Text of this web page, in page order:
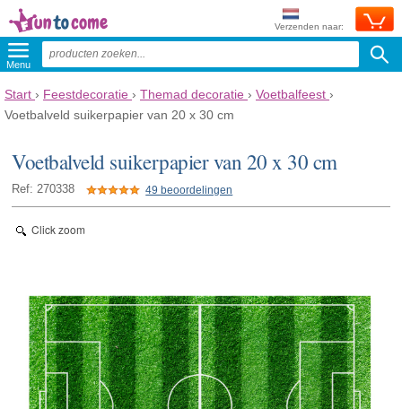
Verzenden naar:
Menu
Start › Feestdecoratie › Themad decoratie › Voetbalfeest ›
Voetbalveld suikerpapier van 20 x 30 cm
Voetbalveld suikerpapier van 20 x 30 cm
Ref: 270338 49 beoordelingen
Click zoom